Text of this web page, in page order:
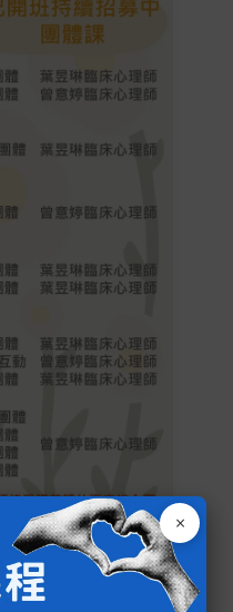
以做粗體和斜體的
用 iframe 語法
×